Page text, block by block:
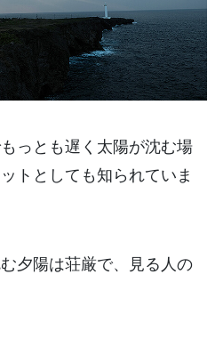
っとも遅く太陽が沈む場
トとしても知られていま
夕陽は荘厳で、見る人の